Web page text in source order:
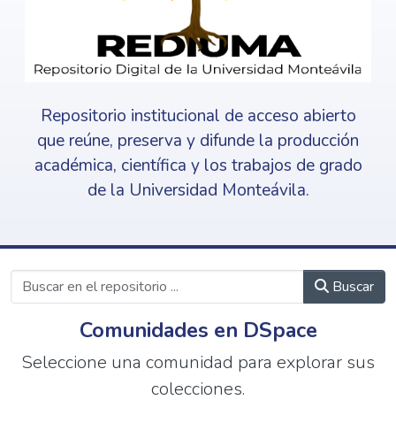
Repositorio institucional de acceso abierto
que reúne, preserva y difunde la producción
académica, científica y los trabajos de grado
de la Universidad Monteávila.
Buscar
Comunidades en DSpace
Seleccione una comunidad para explorar sus
colecciones.